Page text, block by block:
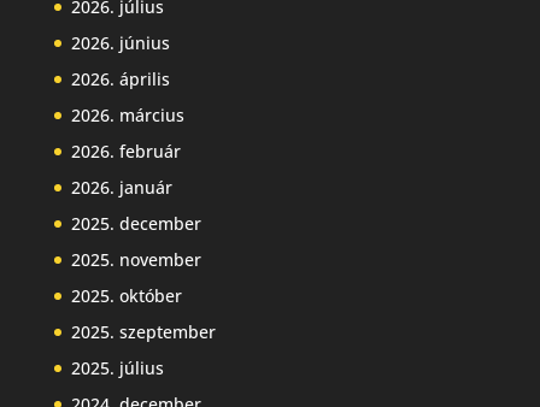
2026. július
2026. június
2026. április
2026. március
2026. február
2026. január
2025. december
2025. november
2025. október
2025. szeptember
2025. július